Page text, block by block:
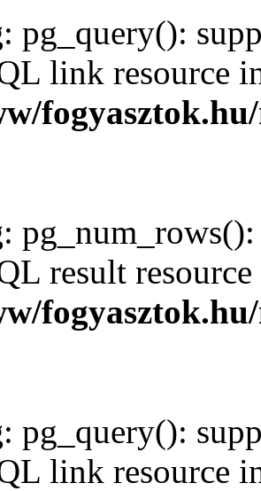
: pg_query():
link resource
:
result
: pg_query():
link resource